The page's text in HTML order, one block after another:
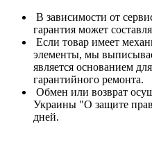
В зависимости от
гарантия может
Если товар имеет
элементы, мы
является основанием
гарантийного ремонта.
Обмен или возврат
Украины "О защите
дней.